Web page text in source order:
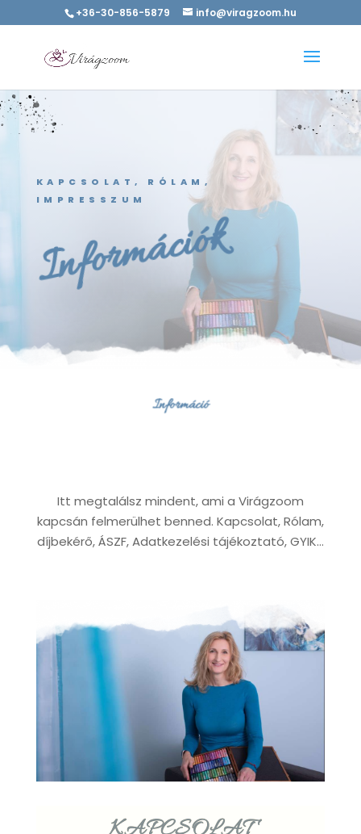
+36-30-856-5879 info@viragzoom.hu
KAPCSOLAT, RÓLAM,
IMPRESSZUM
Információk
Információ
Itt megtalálsz mindent, ami a Virágzoom
kapcsán felmerülhet benned. Kapcsolat, Rólam,
díjbekérő, ÁSZF, Adatkezelési tájékoztató, GYIK…